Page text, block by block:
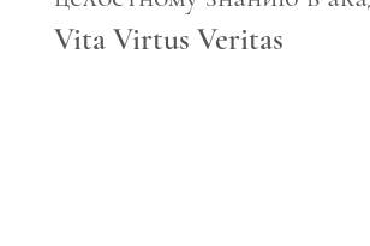
Vita Virtus Veritas